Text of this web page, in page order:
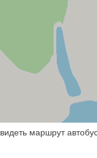
маршрут